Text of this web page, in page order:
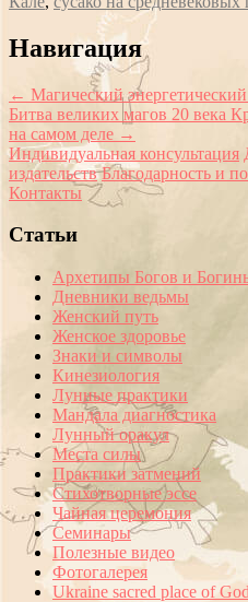
Сообщение
навигации
Навигация
← Магический
Битва великих магов 20 века
на самом деле →
Индивидуальная консультация
издательств Благодарность и
Контакты
Статьи
Архетипы Богов и
Дневники ведьмы
Женский путь
Женское здоровье
Знаки и символы
Кинезиология
Лунные практики
Мандала диагностика
Лунный оракул
Места силы
Практики затмений
Стихотворные эссе
Чайная церемония
Семинары
Полезные видео
Фотогалерея
Ukraine sacred place of